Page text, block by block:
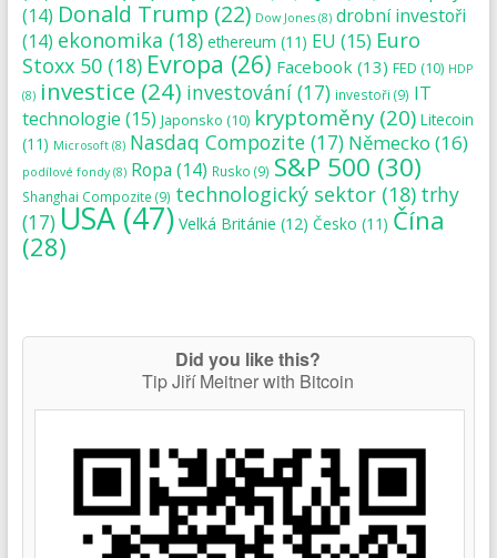
(14) Donald Trump (22) Dow Jones(8) drobní investoři
(14) ekonomika (18) ethereum (11) EU (15) Euro
Stoxx 50(18) Evropa (26) Facebook (13) FED (10) HDP
(8) investice (24) investování(17) investoři (9) IT
technologie (15) Japonsko (10) kryptoměny(20) Litecoin
(11) Microsoft(8) Nasdaq Compozite(17) Německo (16)
podílové fondy(8) Ropa (14) Rusko (9) S&P 500 (30)
Shanghai Compozite (9) technologický sektor(18) trhy
(17)USA(47) Velká Británie (12) Česko (11) Čína
(28)
Did you like this?
Tip Jiří Meitner with Bitcoin